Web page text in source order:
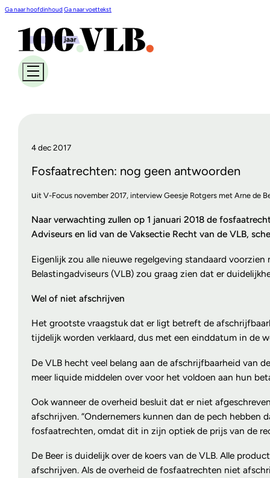
Ga naar hoofdinhoudGa naar voettekst
4 dec 2017
Fosfaatrechten: nog geen antwoorden
uit V-Focus november 2017, interview Geesje Rotgers met Arne de
Naar verwachting zullen op 1 januari 2018 de
Adviseurs en lid van de Vaksectie Recht van de VLB,
Eigenlijk zou alle nieuwe regelgeving standaard
Belastingadviseurs (VLB) zou graag zien dat er
Wel of niet afschrijven
Het grootste vraagstuk dat er ligt betreft de
tijdelijk worden verklaard, dus met een einddatum in de
De VLB hecht veel belang aan de afschrijfbaarheid van
meer liquide middelen over voor het voldoen aan hun
Ook wanneer de overheid besluit dat er niet
afschrijven. “Ondernemers kunnen dan de pech
fosfaatrechten, omdat dit in zijn optiek de prijs van de
De Beer is duidelijk over de koers van de VLB. Alle
afschrijven. Als de overheid de fosfaatrechten niet